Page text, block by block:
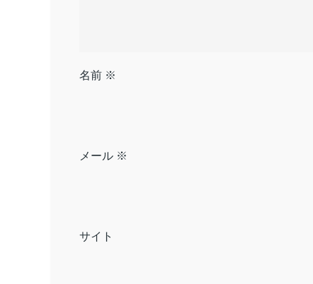
名前 ※
メール ※
サイト